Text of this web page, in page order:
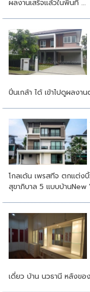
ผลงานเสร็จแล้วในพื้นที่ ...
ปิ่นเกล้า ได้ เข้าไปดูผลงา
โกลเด้น เพรสทีจ ตกแต่ง
สุขาภิบาล 5 แบบบ้านNew
เดี่ยว บ้าน นวธานี หลังข